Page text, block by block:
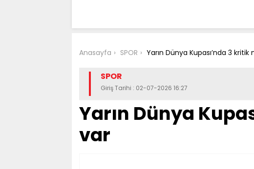
Anasayfa SPOR Yarın Dünya Kupası’nda 3
SPOR
Giriş Tarihi : 02-07-2026 16:27
Yarın Dünya
var